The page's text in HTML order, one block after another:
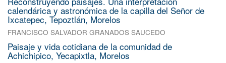
calendárica y astronómica de la capilla del Señor de
Ixcatepec, Tepoztlán, Morelos
FRANCISCO SALVADOR GRANADOS SAUCEDO
Paisaje y vida cotidiana de la comunidad de
Achichipico, Yecapixtla, Morelos